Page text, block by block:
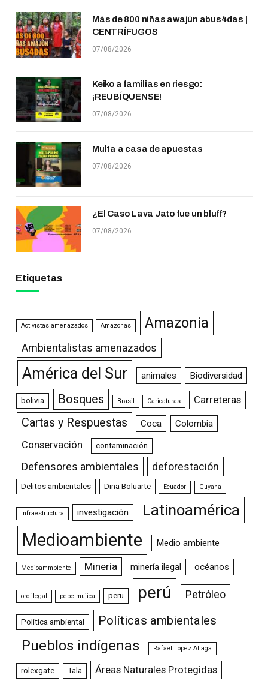
Más de 800 niñas awajún abus4das |
CENTRÍFUGOS
07/08/2026
Keiko a familias en riesgo:
¡REUBÍQUENSE!
07/08/2026
Multa a casa de apuestas
07/08/2026
¿El Caso Lava Jato fue un bluff?
07/08/2026
Etiquetas
Activistas amenazados Amazonas Amazonia
Ambientalistas amenazados
América del Sur animales Biodiversidad
bolivia Bosques Brasil Caricaturas Carreteras
Cartas y Respuestas Coca Colombia
Conservación contaminación
Defensores ambientales deforestación
Delitos ambientales Dina Boluarte Ecuador Guyana
Infraestructura investigación Latinoamérica
Medioambiente Medio ambiente
Medioammbiente Minería minería ilegal océanos
oro ilegal pepe mujica peru perú Petróleo
Política ambiental Políticas ambientales
Pueblos indígenas Rafael López Aliaga
rolexgate Tala Áreas Naturales Protegidas